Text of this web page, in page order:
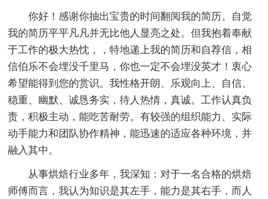
你好！感谢你抽出宝贵的时间翻阅我的简历。自觉
我的简历平平凡凡并无比他人显亮之处。但我抱着奉献
于工作的极大热忱，，特地递上我的简历和自荐信，相
信伯乐不会埋没千里马，你也一定不会埋没英才！衷心
希望能得到您的赏识。我性格开朗、乐观向上、自信、
稳重、幽默、诚恳务实，待人热情，真诚。工作认真负
责，积极主动，能吃苦耐劳。有较强的组织能力、实际
动手能力和团队协作精神，能迅速的适应各种环境，并
融入其中。
从事烘焙行业多年，我深知：对于一名合格的烘焙
师傅而言，我认为知识是其左手，能力是其右手，而人